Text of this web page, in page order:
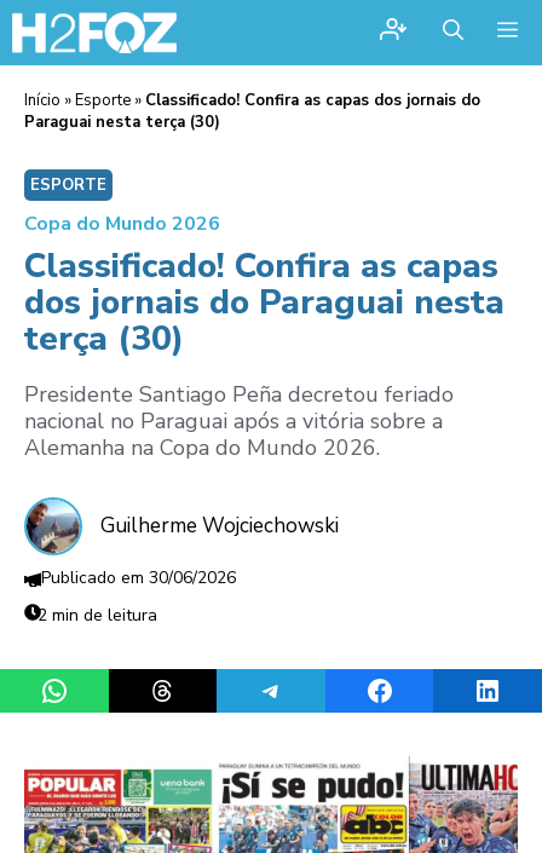
Início »Esporte » Classificado! Confira as capas dos jornais do
Paraguai nesta terça (30)
ESPORTE
Copa do Mundo 2026
Classificado! Confira as capas
dos jornais do Paraguai nesta
terça (30)
Presidente Santiago Peña decretou feriado
nacional no Paraguai após a vitória sobre a
Alemanha na Copa do Mundo 2026.
Guilherme Wojciechowski
30/06/2026
2 min de leitura
Share on WhatsAppShare on ThreadsShare on TelegramShare on Facebook